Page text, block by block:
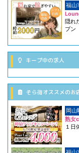
福山
隠れ
プン
キープ中の求人
そら街オススメのお
岡山
熟女
１日